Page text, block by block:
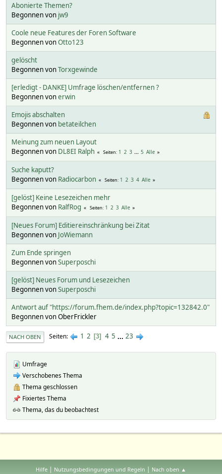
Abonierte Themen?
Begonnen von jw9
Coole neue Features der Foren Software
Begonnen vonOtto123
gelöscht
Begonnen vonTorxgewinde
[erledigt - DANKE] Umfrage löschen/entfernen ?
Begonnen vonerwin
Emojis abschalten
Begonnen von betateilchen
Meinung zum neuen Layout
Begonnen von DL8EI Ralph Seiten 1 2 3 ... 5 Alle
Suche kaputt?
Begonnen von Radiocarbon Seiten 1 2 3 4 Alle
[gelöst] Keine Lesezeichen mehr
Begonnen von RalfRog Seiten 1 2 3 Alle
[Neues Forum] Editiereinschränkung bei Zitat
Begonnen von JoWiemann
Zum Ende springen
Begonnen vonSuperposchi
[gelöst] Neues Forum und Lesezeichen
Begonnen vonSuperposchi
Antwort auf "https://forum.fhem.de/index.php?topic=132842.0"
Begonnen von OberFrickler
NACH OBEN Seiten 1 2 3 4 5 ... 23
Umfrage
Verschobenes Thema
Thema geschlossen
Fixiertes Thema
Thema, das du beobachtest
Hilfe | Nutzungsbedingungen und Regeln | Nach oben ▲